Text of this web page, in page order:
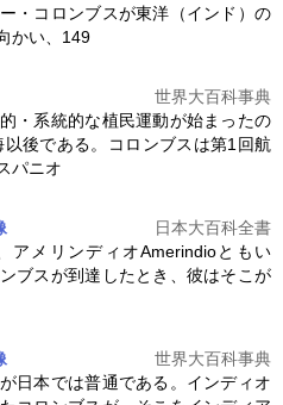
・ コロンブスが東洋（インド）の
かい、149
世界大百科事典
・系統的な植民運動が始まったの
後である。 コロンブス は第1回航
パニオ
日本大百科全書
アメリンディオAmerindioともい
ブスが到達したとき、彼はそこが
世界大百科事典
日本では普通である。インディオ